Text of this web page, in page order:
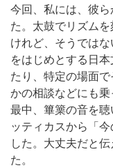
今回、私には、彼
た。太鼓でリズム
けれど、そうでは
をはじめとする日
たり、特定の場面
かの相談などにも
最中、篳篥の音を
ッティカスから「
した。大丈夫だと
た。